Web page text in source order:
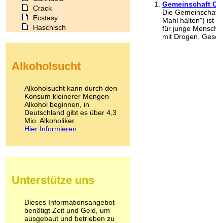
Gemeinschaft
Die
Mahl halten")
für junge
mit Drogen.
Crack
Ecstasy
Haschisch
Kokain
LSD
Marihuana
Medikamente
Meskalin
Metamphetamin
Methadon
Pilze
Psychopharmaka
Schlafmittel
Schmerzmittel
Alkoholsucht
Alkoholsucht kann durch den
Konsum kleinerer Mengen
Alkohol beginnen, in
Deutschland gibt es über 4,3
Mio. Alkoholiker.
Hier Informieren ...
Unterstütze uns
Dieses Informationsangebot
benötigt Zeit und Geld, um
ausgebaut und betrieben zu